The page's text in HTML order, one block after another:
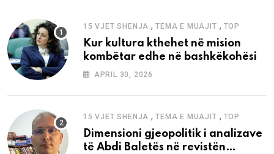
15 VJET SHENJA ,TEMA E MUAJIT , TOP
Kur kultura kthehet në mision
kombëtar edhe në bashkëkohësi
APRIL 30, 2026
15 VJET SHENJA ,TEMA E MUAJIT , TOP
Dimensioni gjeopolitik i analizave
të Abdi Baletës në revistën